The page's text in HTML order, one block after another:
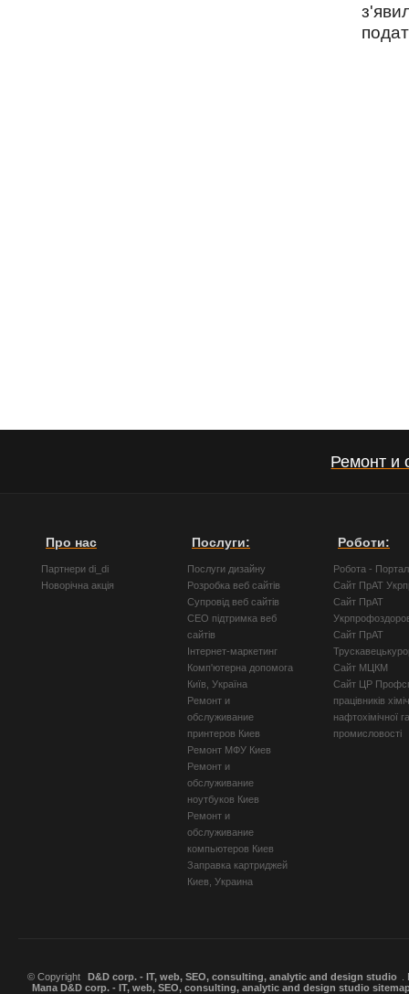
Ремонт и
Про нас
Партнери di_di
Новорічна акція
Послуги:
Послуги дизайну
Розробка веб сайтів
Супровід веб сайтів
СЕО підтримка веб
сайтів
Інтернет-маркетинг
Комп'ютерна допомога
Київ, Україна
Ремонт и
обслуживание
принтеров Киев
Ремонт МФУ Киев
Ремонт и
обслуживание
ноутбуков Киев
Ремонт и
обслуживание
компьютеров Киев
Заправка картриджей
Киев, Украина
Роботи:
Робота -
Сайт ПрАТ
Сайт ПрАТ
Сайт ПрАТ
Сайт МЦКМ
Сайт ЦР
працівників
нафтохімічної
промисловості
© Copyright D&D corp. - IT, web, SEO, consulting, analytic and design studio
Мапа D&D corp. - IT, web, SEO, consulting, analytic and design studio